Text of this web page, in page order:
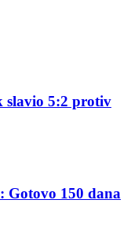
5:2 protiv
Gotovo 150 dana